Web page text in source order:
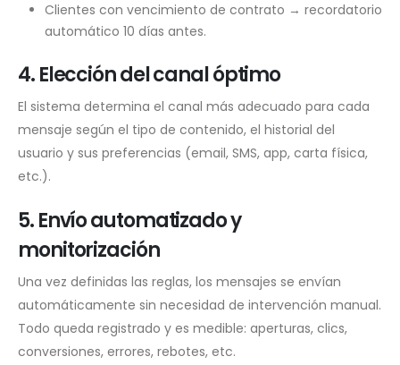
Clientes con vencimiento de contrato → recordatorio
automático 10 días antes.
4. Elección del canal óptimo
El sistema determina el canal más adecuado para cada
mensaje según el tipo de contenido, el historial del
usuario y sus preferencias (email, SMS, app, carta física,
etc.).
5. Envío automatizado y
monitorización
Una vez definidas las reglas, los mensajes se envían
automáticamente sin necesidad de intervención manual.
Todo queda registrado y es medible: aperturas, clics,
conversiones, errores, rebotes, etc.